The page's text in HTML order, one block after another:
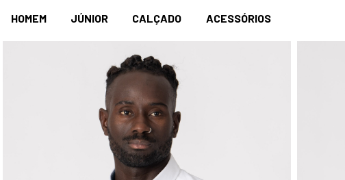
HOMEM JÚNIOR CALÇADO ACESSÓRIOS